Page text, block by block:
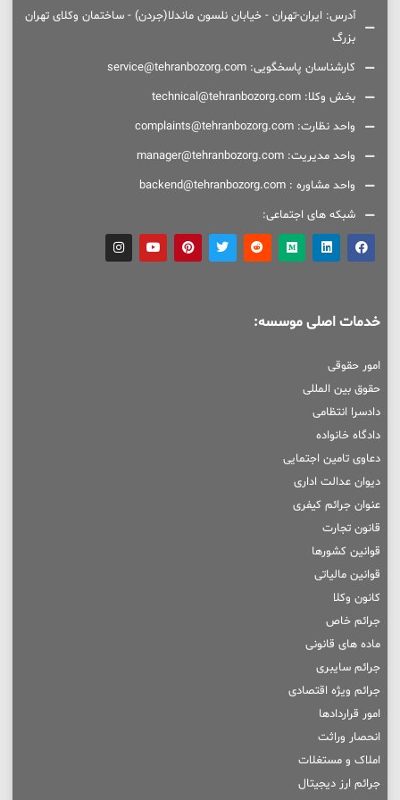
آدرس: ایران-تهران - خیابان نلسون ماندلا(جردن) - ساختمان وکلای تهران
بزرگ
کارشناسان پاسخگویی: service@tehranbozorg.com
بخش وکلا: technical@tehranbozorg.com
واحد نظارت: complaints@tehranbozorg.com
واحد مدیریت: manager@tehranbozorg.com
واحد مشاوره : backend@tehranbozorg.com
شبکه های اجتماعی:
خدمات اصلی موسسه:
امور حقوقی
حقوق بین المللی
دادسرا انتظامی
دادگاه خانواده
دعاوی تامین اجتمایی
دیوان عدالت اداری
عنوان جرائم کیفری
قانون تجارت
قوانین کشورها
قوانین مالیاتی
کانون وکلا
جرائم خاص
ماده های قانونی
جرائم سایبری
جرائم ویژه اقتصادی
امور قراردادها
انحصار وراثت
املاک و مستغلات
جرائم ارز دیجیتال